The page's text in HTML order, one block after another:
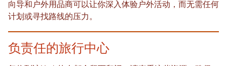
向导和户外用品商可以让你深入体验户外活动，而无需任何
计划或寻找路线的压力。
负责任的旅行中心